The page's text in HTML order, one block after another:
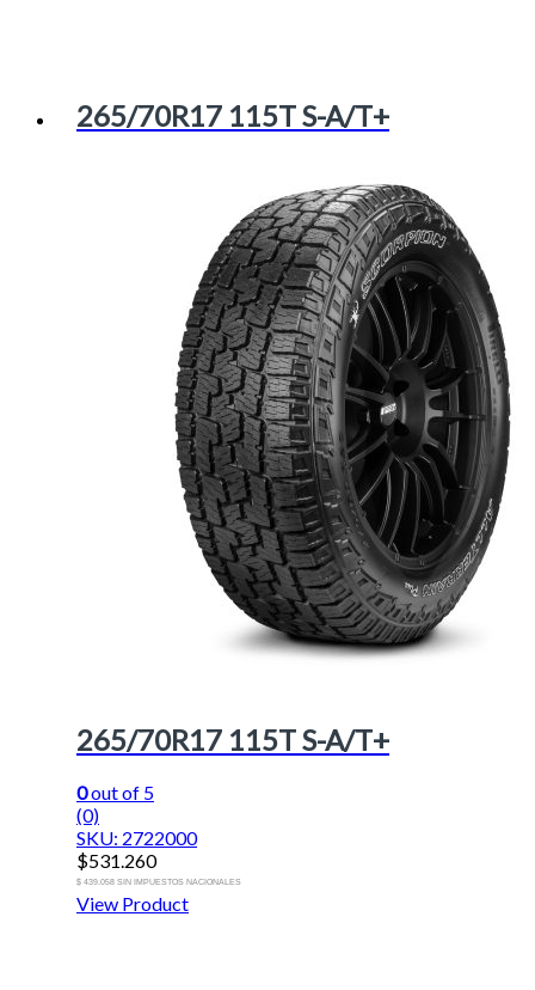
265/70R17 115T S-A/T+
265/70R17 115T S-A/T+
0out of 5
(0)
SKU: 2722000
$531.260
$ 439.058 SIN IMPUESTOS NACIONALES
View Product